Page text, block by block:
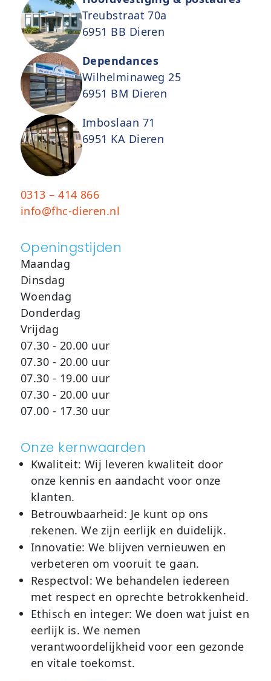
Treubstraat 70a
6951 BB Dieren
Dependances
Wilhelminaweg 25
6951 BM Dieren
Imboslaan 71
6951 KA Dieren
0313 – 414 866
info@fhc-dieren.nl
Openingstijden
Maandag
Dinsdag
Woendag
Donderdag
Vrijdag
07.30 - 20.00 uur
07.30 - 20.00 uur
07.30 - 19.00 uur
07.30 - 20.00 uur
07.00 - 17.30 uur
Onze kernwaarden
Kwaliteit: Wij leveren kwaliteit door
onze kennis en aandacht voor onze
klanten.
Betrouwbaarheid: Je kunt op ons
rekenen. We zijn eerlijk en duidelijk.
Innovatie: We blijven vernieuwen en
verbeteren om vooruit te gaan.
Respectvol:We behandelen iedereen
met respect en oprechte betrokkenheid.
Ethisch en integer: We doen wat juist en
eerlijk is. We nemen
verantwoordelijkheid voor een gezonde
en vitale toekomst.